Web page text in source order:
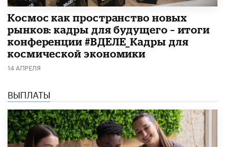
Космос как пространство новых
рынков: кадры для будущего – итоги
конференции #ВДЕЛЕ_Кадры для
космической экономики
14 АПРЕЛЯ
ВЫПЛАТЫ